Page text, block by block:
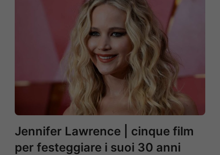
Jennifer Lawrence | cinque film
per festeggiare i suoi 30 anni